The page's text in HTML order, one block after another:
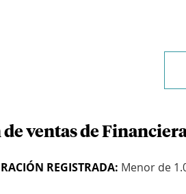
ventas de Financiera
REGISTRADA: Menor de